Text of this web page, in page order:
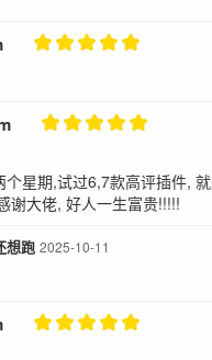
个星期,试过6,7款高评插件,
谢大佬, 好人一生富贵!!!!!
想跑2025-10-11